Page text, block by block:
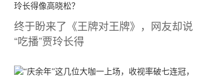
终于盼来了《王牌对王牌》，网友却说
“吃播”贾玲长得